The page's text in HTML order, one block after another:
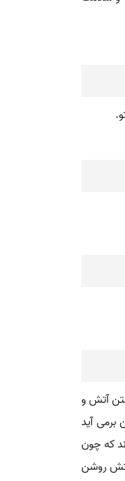
آتش و
برمی آید
که چون
آتش روشن